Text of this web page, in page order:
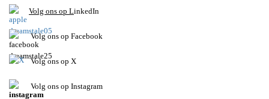
Volg ons op LinkedIn
Volg ons op Facebook
Volg ons op X
Volg ons op Instagram